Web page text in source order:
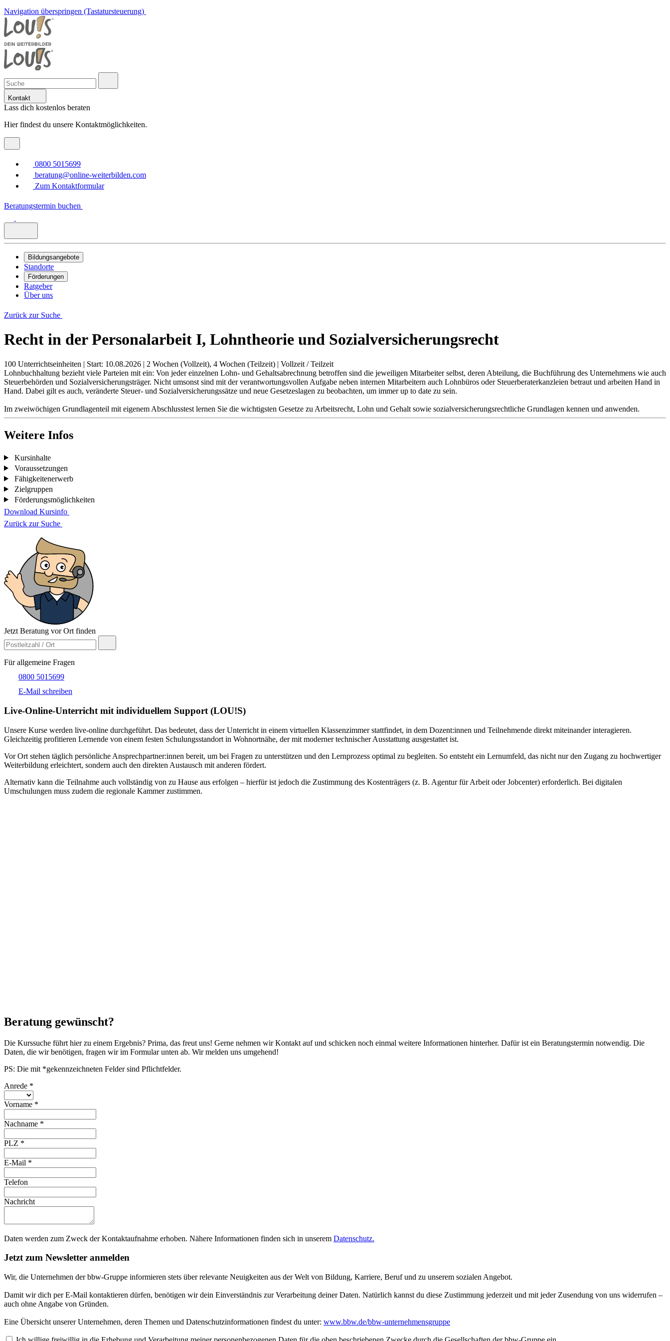
Navigation überspringen (Tastatursteuerung)
Kontakt
Lass dich kostenlos beraten
Hier findest du unsere Kontaktmöglichkeiten.
0800 5015699
beratung@online-weiterbilden.com
Zum Kontaktformular
Beratungstermin buchen
Bildungsangebote
Standorte
Förderungen
Ratgeber
Über uns
Zurück zur Suche
Recht in der Personalarbeit I, Lohntheorie und Sozialversicherungsrecht
100 Unterrichtseinheiten | Start: 10.08.2026 | 2 Wochen (Vollzeit), 4 Wochen (Teilzeit) | Vollzeit / Teilzeit
Lohnbuchhaltung bezieht viele Parteien mit ein: Von jeder einzelnen Lohn- und Gehaltsabrechnung betroffen sind die jeweiligen Mitarbeiter selbst, deren Abteilung, die Buchführung des Unternehmens wie auch
Steuerbehörden und Sozialversicherungsträger. Nicht umsonst sind mit der verantwortungsvollen Aufgabe neben internen Mitarbeitern auch Lohnbüros oder Steuerberaterkanzleien betraut und arbeiten Hand in
Hand. Dabei gilt es auch, veränderte Steuer- und Sozialversicherungssätze und neue Gesetzeslagen zu beobachten, um immer up to date zu sein.
Im zweiwöchigen Grundlagenteil mit eigenem Abschlusstest lernen Sie die wichtigsten Gesetze zu Arbeitsrecht, Lohn und Gehalt sowie sozialversicherungsrechtliche Grundlagen kennen und anwenden.
Weitere Infos
Kursinhalte
Voraussetzungen
Fähigkeitenerwerb
Zielgruppen
Förderungsmöglichkeiten
Download Kursinfo
Zurück zur Suche
Jetzt Beratung vor Ort finden
Für allgemeine Fragen
0800 5015699
E-Mail schreiben
Live-​Online-Unterricht mit individuellem Support (LOU!S)
Unsere Kurse werden live-online durchgeführt. Das bedeutet, dass der Unterricht in einem virtuellen Klassenzimmer stattfindet, in dem Dozent:innen und Teilnehmende direkt miteinander interagieren.
Gleichzeitig profitieren Lernende von einem festen Schulungsstandort in Wohnortnähe, der mit moderner technischer Ausstattung ausgestattet ist.
Vor Ort stehen täglich persönliche Ansprechpartner:innen bereit, um bei Fragen zu unterstützen und den Lernprozess optimal zu begleiten. So entsteht ein Lernumfeld, das nicht nur den Zugang zu hochwertiger
Weiterbildung erleichtert, sondern auch den direkten Austausch mit anderen fördert.
Alternativ kann die Teilnahme auch vollständig von zu Hause aus erfolgen – hierfür ist jedoch die Zustimmung des Kostenträgers (z. B. Agentur für Arbeit oder Jobcenter) erforderlich. Bei digitalen
Umschulungen muss zudem die regionale Kammer zustimmen.
Beratung gewünscht?
Die Kurssuche führt hier zu einem Ergebnis? Prima, das freut uns! Gerne nehmen wir Kontakt auf und schicken noch einmal weitere Informationen hinterher. Dafür ist ein Beratungstermin notwendig. Die
Daten, die wir benötigen, fragen wir im Formular unten ab. Wir melden uns umgehend!
PS: Die mit *gekennzeichneten Felder sind Pflichtfelder.
Anrede *
Vorname *
Nachname *
PLZ *
E-Mail *
Telefon
Nachricht
Daten werden zum Zweck der Kontaktaufnahme erhoben. Nähere Informationen finden sich in unserem Datenschutz.
Jetzt zum Newsletter anmelden
Wir, die Unternehmen der bbw-Gruppe informieren stets über relevante Neuigkeiten aus der Welt von Bildung, Karriere, Beruf und zu unserem sozialen Angebot.
Damit wir dich per E-Mail kontaktieren dürfen, benötigen wir dein Einverständnis zur Verarbeitung deiner Daten. Natürlich kannst du diese Zustimmung jederzeit und mit jeder Zusendung von uns widerrufen –
auch ohne Angabe von Gründen.
Eine Übersicht unserer Unternehmen, deren Themen und Datenschutzinformationen findest du unter: www.bbw.de/bbw-unternehmensgruppe